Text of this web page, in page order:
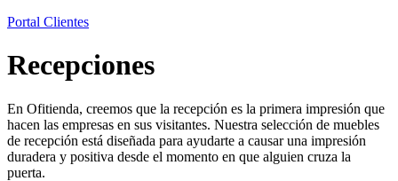
Portal Clientes
Recepciones
En Ofitienda, creemos que la recepción es la primera impresión que
hacen las empresas en sus visitantes. Nuestra selección de muebles
de recepción está diseñada para ayudarte a causar una impresión
duradera y positiva desde el momento en que alguien cruza la
puerta.